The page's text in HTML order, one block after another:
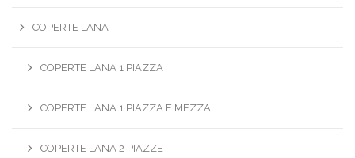
COPERTE LANA
COPERTE LANA 1 PIAZZA
COPERTE LANA 1 PIAZZA E MEZZA
COPERTE LANA 2 PIAZZE